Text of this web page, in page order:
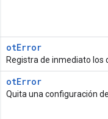
otError
Registra de inmediato los
otError
Quita una configuración